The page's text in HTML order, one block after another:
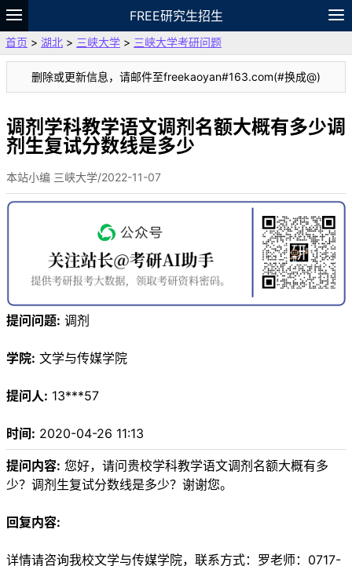
FREE研究生招生
题库
故事 专题 APP 笔记
VIP
资料
首页 > 湖北 > 三峡大学 > 三峡大学考研问题
删除或更新信息，请邮件至freekaoyan#163.com(#换成@)
调剂学科教学语文调剂名额大概有多少调
剂生复试分数线是多少
本站小编 三峡大学/2022-11-07
提问问题: 调剂
学院: 文学与传媒学院
提问人: 13***57
时间: 2020-04-26 11:13
提问内容: 您好，请问贵校学科教学语文调剂名额大概有多
少？调剂生复试分数线是多少？谢谢您。
回复内容:
详情请咨询我校文学与传媒学院，联系方式：罗老师：0717-